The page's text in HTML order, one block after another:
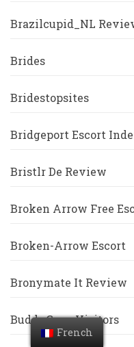
Brazilcupid_NL
Brides
Bridestopsites
Bridgeport Escort
Bristlr De Review
Broken Arrow Free
Broken-Arrow Escort
Bronymate It Review
BuddyGays Visitors
French